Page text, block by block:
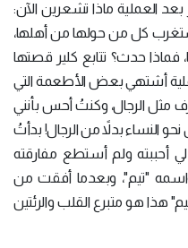
العملية ماذا تشعرين الآن:
كل من حولها من أهلها،
فماذا حدث؟ تتابع كلير قصتها
أشتهي بعض الأطعمة التي
مثل الرجال، وكنتُ أحس بأنني
النساء بدلاً من الرجال! بدأتُ
أحببته ولم أستطع مفارقته
"تيم"، وبعدما أفقت من
هذا هو متبرع القلب والرئتين